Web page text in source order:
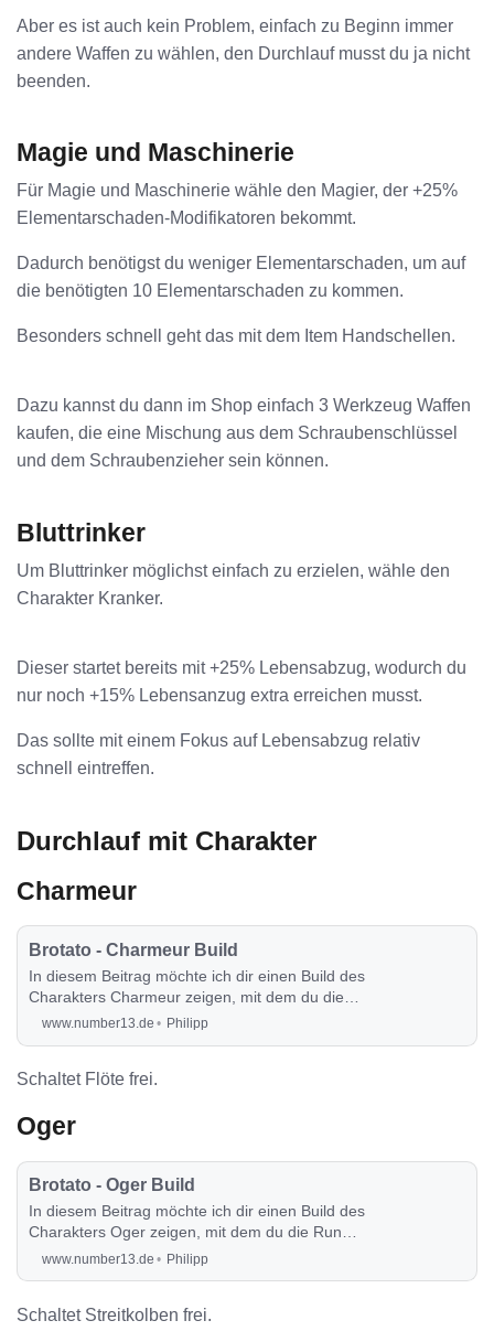
Aber es ist auch kein Problem, einfach zu Beginn immer
andere Waffen zu wählen, den Durchlauf musst du ja nicht
beenden.
Magie und Maschinerie
Für Magie und Maschinerie wähle den Magier, der +25%
Elementarschaden-Modifikatoren bekommt.
Dadurch benötigst du weniger Elementarschaden, um auf
die benötigten 10 Elementarschaden zu kommen.
Besonders schnell geht das mit dem Item Handschellen.
Dazu kannst du dann im Shop einfach 3 Werkzeug Waffen
kaufen, die eine Mischung aus dem Schraubenschlüssel
und dem Schraubenzieher sein können.
Bluttrinker
Um Bluttrinker möglichst einfach zu erzielen, wähle den
Charakter Kranker.
Dieser startet bereits mit +25% Lebensabzug, wodurch du
nur noch +15% Lebensanzug extra erreichen musst.
Das sollte mit einem Fokus auf Lebensabzug relativ
schnell eintreffen.
Durchlauf mit Charakter
Charmeur
Brotato - Charmeur Build
In diesem Beitrag möchte ich dir einen Build des
Charakters Charmeur zeigen, mit dem du die
Runde auch sehr angenehm durchspielen
www.number13.de Philipp
Schaltet Flöte frei.
Oger
Brotato - Oger Build
In diesem Beitrag möchte ich dir einen Build des
Charakters Oger zeigen, mit dem du die Runde
auch sehr angenehm durchspielen kannst.
www.number13.de Philipp
Schaltet Streitkolben frei.